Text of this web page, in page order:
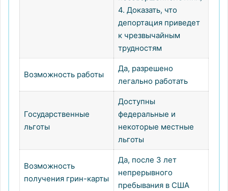
4. Доказать, что
депортация приведет
к чрезвычайным
трудностям
Возможность работы
Да, разрешено
легально работать
Государственные
льготы
Доступны
федеральные и
некоторые местные
льготы
Возможность
получения грин-карты
Да, после 3 лет
непрерывного
пребывания в США